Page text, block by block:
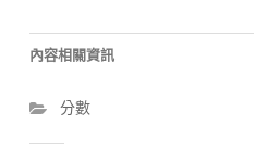
內容相關資訊
分數